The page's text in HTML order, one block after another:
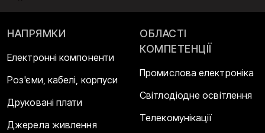
НАПРЯМКИ
Електронні компоненти
Роз'єми, кабелі, корпуси
Друковані плати
Джерела живлення
ОБЛАСТІ
КОМПЕТЕНЦІЇ
Промислова електроніка
Світлодіодне освітлення
Телекомунікації